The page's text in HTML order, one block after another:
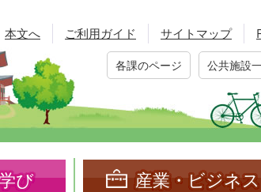
本文へ ご利用ガイド サイトマップ
各課のページ 公共施設
び 産業・ビジネス